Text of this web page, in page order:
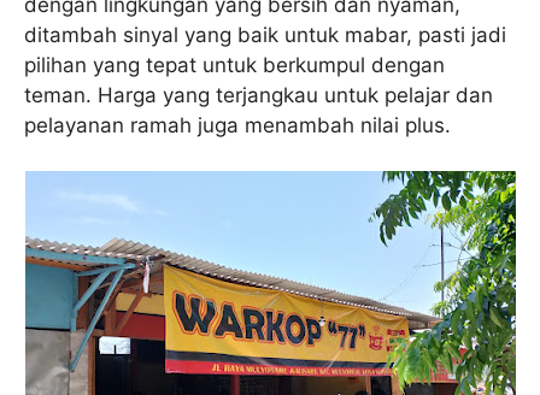
ditambah sinyal yang baik untuk mabar, pasti jadi
pilihan yang tepat untuk berkumpul dengan
teman. Harga yang terjangkau untuk pelajar dan
pelayanan ramah juga menambah nilai plus.